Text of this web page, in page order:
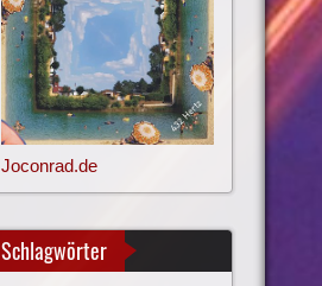
Joconrad.de
Schlagwörter